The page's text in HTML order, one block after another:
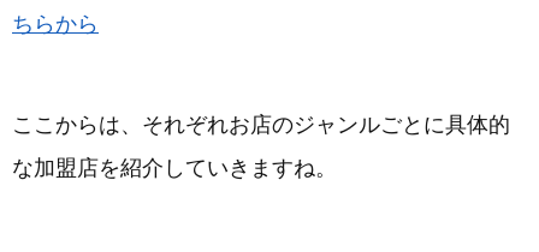
ちらから
ここからは、それぞれお店のジャンルごとに具体的
な加盟店を紹介していきますね。